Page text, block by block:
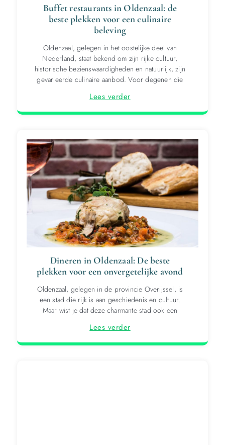
Buffet restaurants in Oldenzaal: de
beste plekken voor een culinaire
beleving
Oldenzaal, gelegen in het oostelijke deel van
Nederland, staat bekend om zijn rijke cultuur,
historische bezienswaardigheden en natuurlijk, zijn
gevarieerde culinaire aanbod. Voor degenen die
Lees verder
Dineren in Oldenzaal: De beste
plekken voor een onvergetelijke avond
Oldenzaal, gelegen in de provincie Overijssel, is
een stad die rijk is aan geschiedenis en cultuur.
Maar wist je dat deze charmante stad ook een
Lees verder